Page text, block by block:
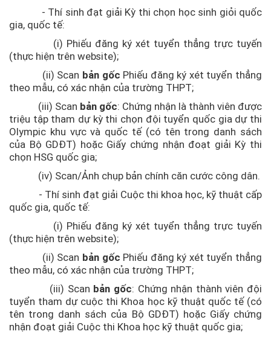
- Thí sinh đạt giải Kỳ thi chọn học sinh giỏi quốc
gia, quốc tế:
(i) Phiếu đăng ký xét tuyển thẳng trực tuyến
(thực hiện trên website);
(ii) Scan bản gốc Phiếu đăng ký xét tuyển thẳng
theo mẫu, có xác nhận của trường THPT;
(iii) Scan bản gốc: Chứng nhận là thành viên được
triệu tập tham dự kỳ thi chọn đội tuyển quốc gia dự thi
Olympic khu vực và quốc tế (có tên trong danh sách
của Bộ GDĐT) hoặc Giấy chứng nhận đoạt giải Kỳ thi
chọn HSG quốc gia;
(iv) Scan/Ảnh chụp bản chính căn cước công dân.
- Thí sinh đạt giải Cuộc thi khoa học, kỹ thuật cấp
quốc gia, quốc tế:
(i) Phiếu đăng ký xét tuyển thẳng trực tuyến
(thực hiện trên website);
(ii) Scan bản gốc Phiếu đăng ký xét tuyển thẳng
theo mẫu, có xác nhận của trường THPT;
(iii) Scan bản gốc: Chứng nhận thành viên đội
tuyển tham dự cuộc thi Khoa học kỹ thuật quốc tế (có
tên trong danh sách của Bộ GDĐT) hoặc Giấy chứng
nhận đoạt giải Cuộc thi Khoa học kỹ thuật quốc gia;